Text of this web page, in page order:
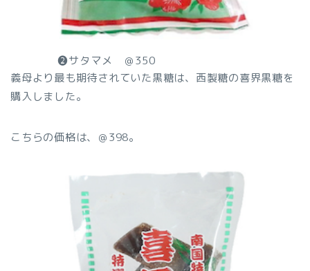
❷サタマメ ＠350
義母より最も期待されていた黒糖は、西製糖の喜界黒糖を
購入しました。
こちらの価格は、＠398。